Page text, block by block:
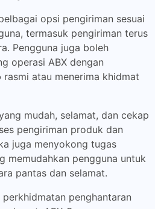
opsi pengiriman sesuai
termasuk pengiriman terus
Pengguna juga boleh
operasi ABX dengan
atau menerima khidmat
mudah, selamat, dan cekap
pengiriman produk dan
juga menyokong tugas
memudahkan pengguna untuk
pantas dan selamat.
penghantaran